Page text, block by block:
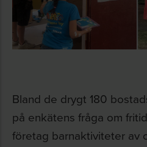
Bland de drygt 180
på enkätens fråga om
företag barnaktiviteter av